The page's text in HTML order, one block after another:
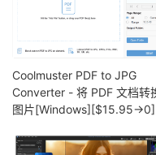
Coolmuster PDF to JPG
Converter - 将 PDF 文档转
图片[Windows][$15.95→0]